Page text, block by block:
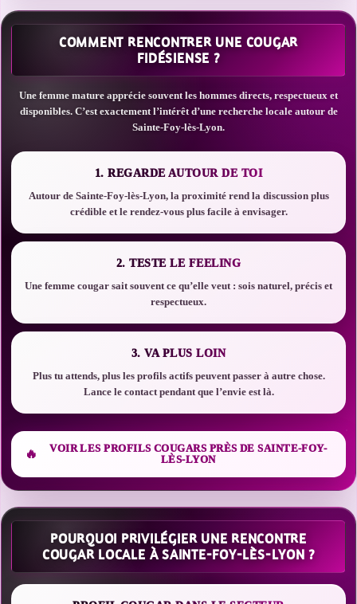
COMMENT RENCONTRER UNE COUGAR
FIDÉSIENSE ?
Une femme mature apprécie souvent les hommes directs, respectueux et
disponibles. C’est exactement l’intérêt d’une recherche locale autour de
Sainte-Foy-lès-Lyon.
1. REGARDE AUTOUR DE TOI
Autour de Sainte-Foy-lès-Lyon, la proximité rend la discussion plus
crédible et le rendez-vous plus facile à envisager.
2. TESTE LE FEELING
Une femme cougar sait souvent ce qu’elle veut : sois naturel, précis et
respectueux.
3. VA PLUS LOIN
Plus tu attends, plus les profils actifs peuvent passer à autre chose.
Lance le contact pendant que l’envie est là.
VOIR LES PROFILS COUGARS PRÈS DE SAINTE-FOY-
LÈS-LYON
POURQUOI PRIVILÉGIER UNE RENCONTRE
COUGAR LOCALE À SAINTE-FOY-LÈS-LYON ?